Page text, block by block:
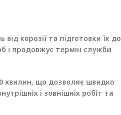
корозії та підготовки їх до
і продовжує термін служби
хвилин, що дозволяє швидко
і зовнішніх робіт та